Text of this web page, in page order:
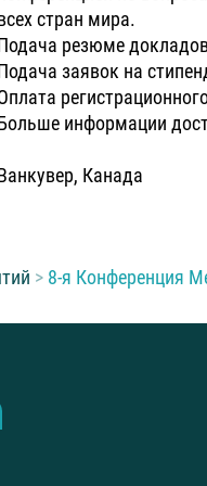
стран мира.
резюме
заявок на
информации
Канада
8-я Конференция